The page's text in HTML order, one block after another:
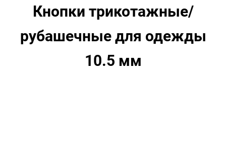
Кнопки трикотажные/
рубашечные для одежды
10.5 мм